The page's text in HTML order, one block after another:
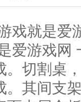
戏就是爱
爱游戏网
。切割桌
。其间支